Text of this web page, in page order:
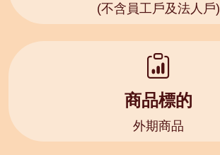
(不含員工戶及法人戶)
商品標的
外期商品